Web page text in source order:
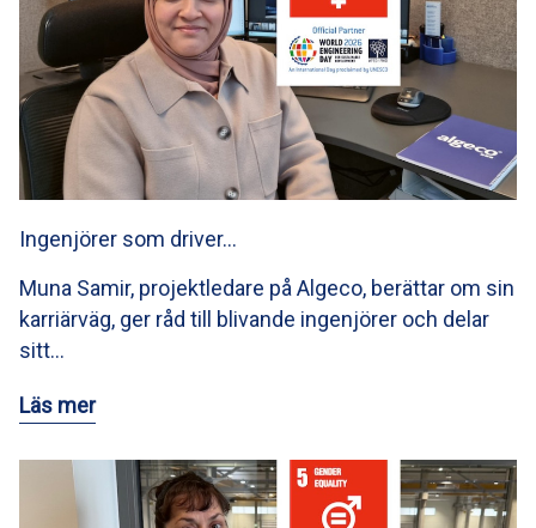
Ingenjörer som driver…
Muna Samir, projektledare på Algeco, berättar om sin
karriärväg, ger råd till blivande ingenjörer och delar
sitt…
Läs mer